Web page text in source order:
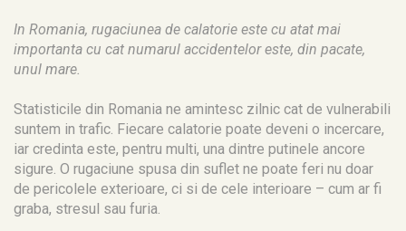
In Romania, rugaciunea de calatorie este cu atat mai
importanta cu cat numarul accidentelor este, din pacate,
unul mare.
Statisticile din Romania ne amintesc zilnic cat de vulnerabili
suntem in trafic. Fiecare calatorie poate deveni o incercare,
iar credinta este, pentru multi, una dintre putinele ancore
sigure. O rugaciune spusa din suflet ne poate feri nu doar
de pericolele exterioare, ci si de cele interioare – cum ar fi
graba, stresul sau furia.